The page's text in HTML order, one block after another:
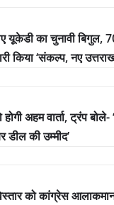
यूकेडी का चुनावी बिगुल,
किया ‘संकल्प, नए
अहम वार्ता, ट्रंप
डील की उम्मीद’
को कांग्रेस